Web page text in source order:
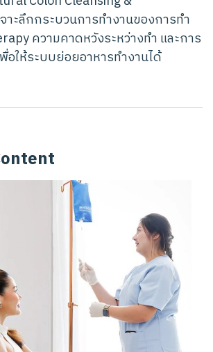
าะลึกกระบวนการทำงานของการทำ
ความคาดหวังระหว่างทำ และการ
ให้ระบบย่อยอาหารทำงานได้